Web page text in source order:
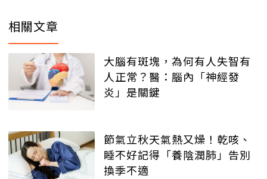
相關文章
大腦有斑塊，為何有人失智有
人正常？醫：腦內「神經發
炎」是關鍵
節氣立秋天氣熱又燥！乾咳、
睡不好記得「養陰潤肺」告別
換季不適